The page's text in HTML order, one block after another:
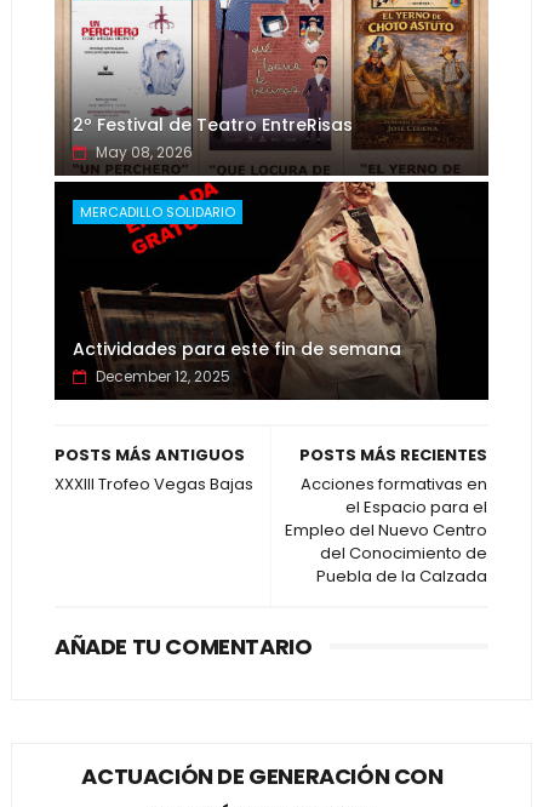
2º Festival de Teatro EntreRisas
May 08, 2026
MERCADILLO SOLIDARIO
Actividades para este fin de semana
December 12, 2025
POSTS MÁS RECIENTES
Acciones formativas en
el Espacio para el
Empleo del Nuevo Centro
del Conocimiento de
Puebla de la Calzada
POSTS MÁS ANTIGUOS
XXXIII Trofeo Vegas Bajas
AÑADE TU COMENTARIO
ACTUACIÓN DE GENERACIÓN CON